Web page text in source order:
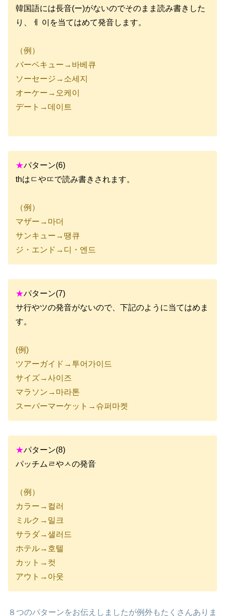
韓国語には長音(ー)がないのでそのまま読み書きした
り、ㅔ 이を当てはめて発音します。
（例）
バーベキュー→바베큐
ソーセージ→소세지
オーケー→오케이
デート→데이트
★パターン(6)
thはㄷやㄸで読み書きされます。
（例）
マザー→마더
サンキュー→땡큐
ジ・エンド→디・엔드
★パターン(7)
サ行やツの発音がないので、下記のように当てはめま
す。
(例)
ツアーガイド→투어가이드
サイズ→사이즈
マラソン→마라톤
スーパーマーケット→슈퍼마켓
★パターン(8)
パッチムㄹやㅅの発音
（例）
カラー→컬러
ミルク→밀크
サラダ→샐러드
ホテル→호텔
カット→컷
アウト→아웃
８つのパターンをお伝えしましたが例外もたくさんありま